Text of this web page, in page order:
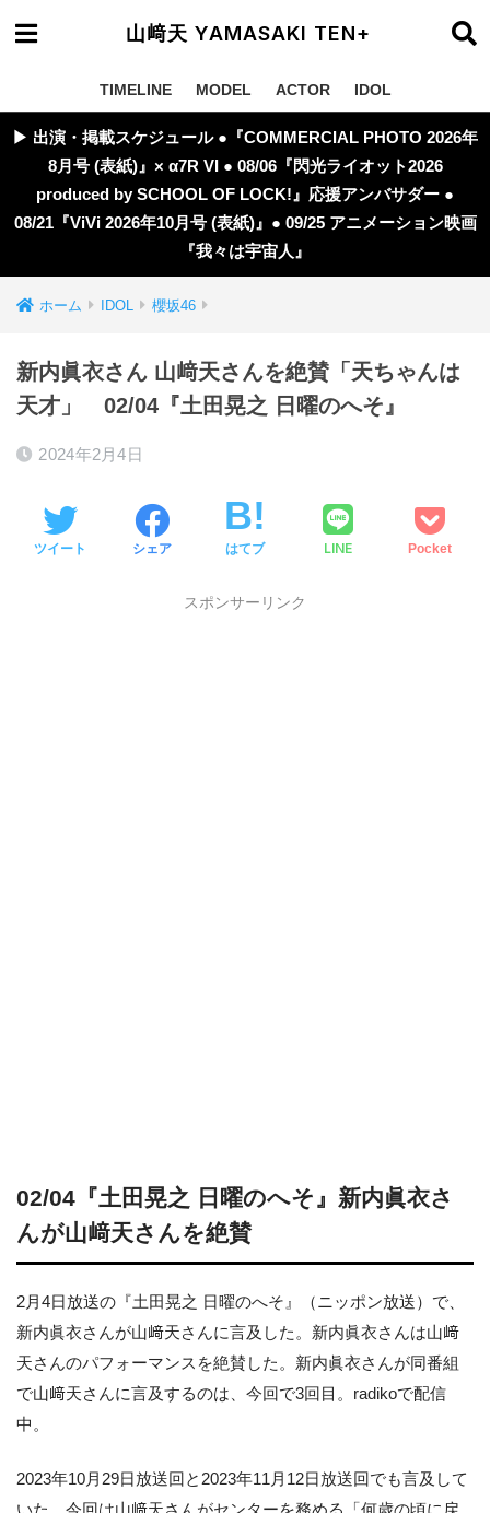
山﨑天 YAMASAKI TEN+
TIMELINE MODEL ACTOR IDOL
▶︎ 出演・掲載スケジュール ●『COMMERCIAL PHOTO 2026年
8月号 (表紙)』× α7R VI ● 08/06『閃光ライオット2026
produced by SCHOOL OF LOCK!』応援アンバサダー ●
08/21『ViVi 2026年10月号 (表紙)』● 09/25 アニメーション映画
『我々は宇宙人』
ホーム IDOL 櫻坂46
新内眞衣さん 山﨑天さんを絶賛「天ちゃんは
天才」 02/04『土田晃之 日曜のへそ』
2024年2月4日
ツイート シェア はてブ LINE Pocket
スポンサーリンク
02/04『土田晃之 日曜のへそ』新内眞衣さ
んが山﨑天さんを絶賛
2月4日放送の『土田晃之 日曜のへそ』（ニッポン放送）で、
新内眞衣さんが山﨑天さんに言及した。新内眞衣さんは山﨑
天さんのパフォーマンスを絶賛した。新内眞衣さんが同番組
で山﨑天さんに言及するのは、今回で3回目。radikoで配信
中。
2023年10月29日放送回と2023年11月12日放送回でも言及して